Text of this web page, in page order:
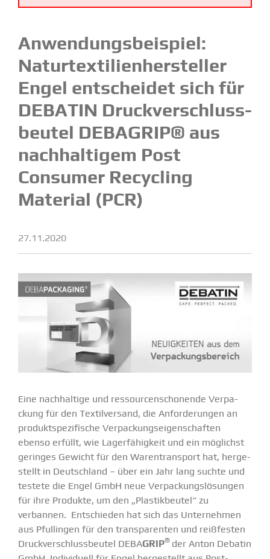
Anwen­dungs­bei­spiel:
Natur­tex­ti­li­en­her­steller
Engel entscheidet sich für
DEBATIN Druck­ver­schluss­
beutel DEBAGRIP® aus
nachhal­tigem Post
Consumer Recycling
Material (PCR)
27.11.2020
Eine nachhaltige und ressour­cen­scho­nende Verpa­
ckung für den Textil­versand, die Anfor­de­rungen an
produkt­spe­zi­fische Verpa­ckungs­ei­gen­schaften
ebenso erfüllt, wie Lager­fä­higkeit und ein möglichst
geringes Gewicht für den Waren­transport hat, herge­
stellt in Deutschland – über ein Jahr lang suchte und
testete die Engel GmbH neue Verpa­ckungs­lö­sungen
für ihre Produkte, um den „Plastik­beutel“ zu
verbannen. Entschieden hat sich das Unter­nehmen
aus Pfullingen für den trans­pa­renten und reißfesten
Druck­ver­schluss­beutel DEBAGRIP® der Anton Debatin